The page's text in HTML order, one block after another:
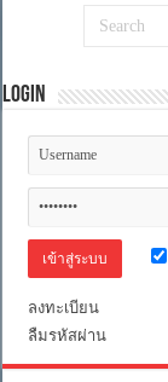
(2018)
[เสียง
DTS]
บรรยาย
ไทย
[MKV]
Login
ลงทะเบียน
ลืมรหัสผ่าน